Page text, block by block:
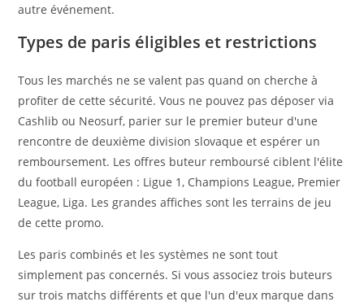
autre événement.
Types de paris éligibles et restrictions
Tous les marchés ne se valent pas quand on cherche à
profiter de cette sécurité. Vous ne pouvez pas déposer via
Cashlib ou Neosurf, parier sur le premier buteur d'une
rencontre de deuxième division slovaque et espérer un
remboursement. Les offres buteur remboursé ciblent l'élite
du football européen : Ligue 1, Champions League, Premier
League, Liga. Les grandes affiches sont les terrains de jeu
de cette promo.
Les paris combinés et les systèmes ne sont tout
simplement pas concernés. Si vous associez trois buteurs
sur trois matchs différents et que l'un d'eux marque dans